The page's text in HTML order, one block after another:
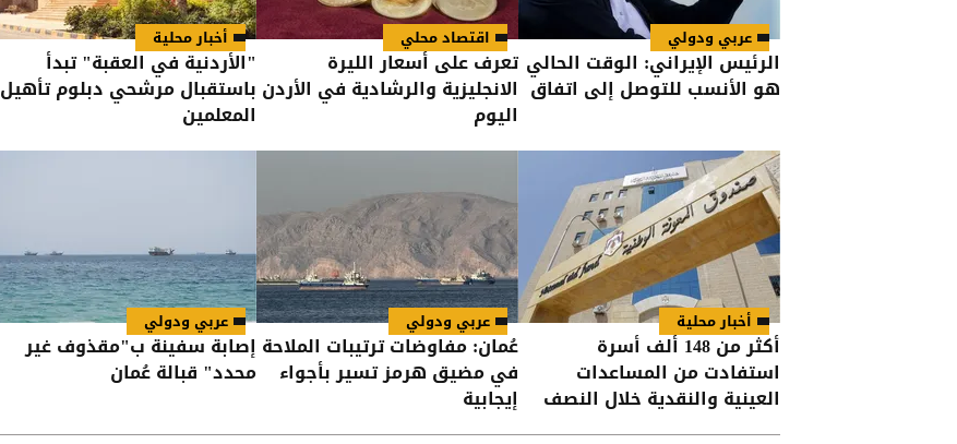
عربي ودولي
الرئيس الإيراني: الوقت الحالي
هو الأنسب للتوصل إلى اتفاق
اقتصاد محلي
تعرف على أسعار الليرة
الانجليزية والرشادية في الأردن
اليوم
أخبار محلية
"الأردنية في العقبة" تبدأ
باستقبال مرشحي دبلوم تأهيل
المعلمين
أخبار محلية
أكثر من 148 ألف أسرة
استفادت من المساعدات
العينية والنقدية خلال النصف
الأول من العام
عربي ودولي
عُمان: مفاوضات ترتيبات الملاحة
في مضيق هرمز تسير بأجواء
إيجابية
عربي ودولي
إصابة سفينة ب"مقذوف غير
محدد" قبالة عُمان